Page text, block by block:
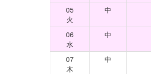
05
火
中
06
水
中
07
木
中